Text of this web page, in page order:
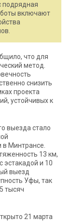
подрядная
включают
что для
метод.
снизить
проекта
устойчивых к
выезда стало
Минтрансе.
13 км,
эстакадой и 10
выезд
Уфы, так
тысяч
21 марта